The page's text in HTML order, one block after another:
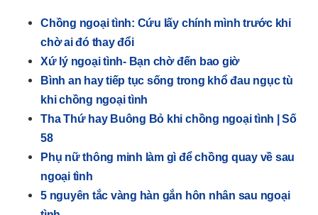
Chồng ngoại tình: Cứu lấy chính mình trước khi
chờ ai đó thay đổi
Xứ lý ngoại tình- Bạn chờ đến bao giờ
Bình an hay tiếp tục sống trong khổ đau ngục tù
khi chồng ngoại tình
Tha Thứ hay Buông Bỏ khi chồng ngoại tình | Số
58
Phụ nữ thông minh làm gì để chồng quay về sau
ngoại tình
5 nguyên tắc vàng hàn gắn hôn nhân sau ngoại